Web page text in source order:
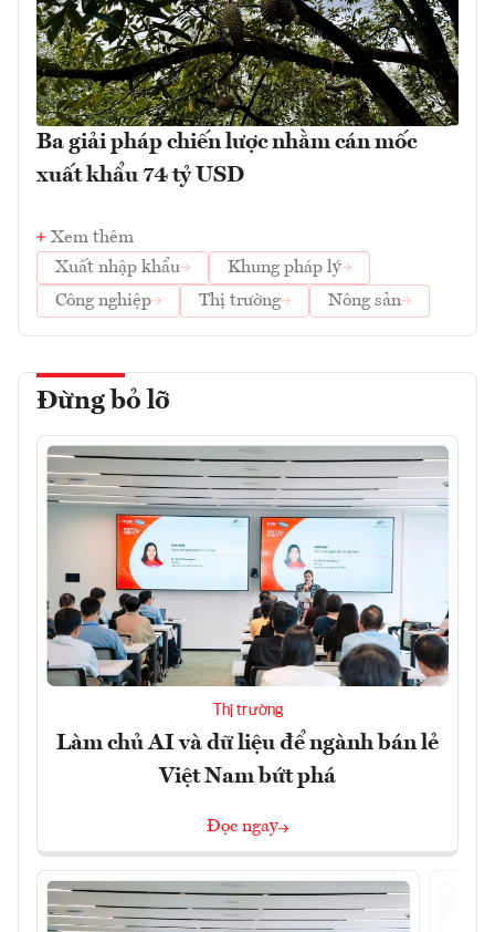
Ba giải pháp chiến lược nhằm cán mốc
xuất khẩu 74 tỷ USD
Xem thêm
Xuất nhập khẩu
Khung pháp lý
Công nghiệp
Thị trường Nông sản
Đừng bỏ lỡ
Thị trường
Làm chủ AI và dữ liệu để ngành bán lẻ
Việt Nam bứt phá
Đọc ngay